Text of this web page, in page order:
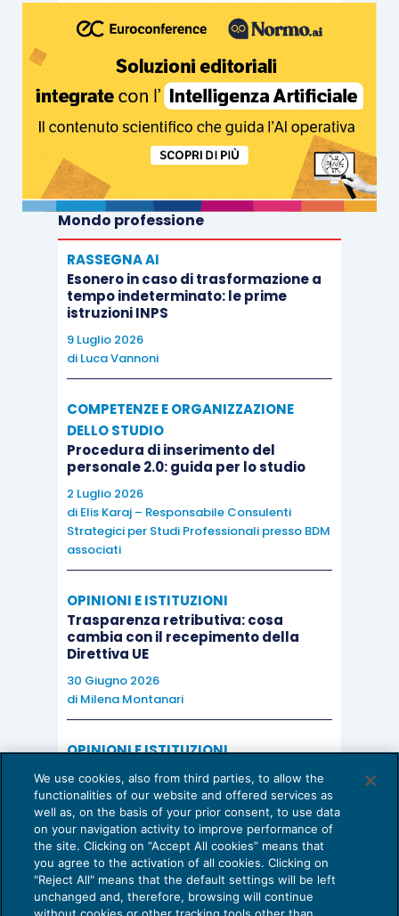
Mondo professione
RASSEGNA AI
Esonero in caso di trasformazione a
tempo indeterminato: le prime
istruzioni INPS
9 Luglio 2026
di Luca Vannoni
COMPETENZE E ORGANIZZAZIONE
DELLO STUDIO
Procedura di inserimento del
personale 2.0: guida per lo studio
2 Luglio 2026
di Elis Karaj – Responsabile Consulenti
Strategici per Studi Professionali presso BDM
associati
OPINIONI E ISTITUZIONI
Trasparenza retributiva: cosa
cambia con il recepimento della
Direttiva UE
30 Giugno 2026
di Milena Montanari
OPINIONI E ISTITUZIONI
Valorizzare il potenziale dello Studio:
una riflessione sul futuro della
consulenza del lavoro
15 Giugno 2026
di Milena Montanari
We use cookies, also from third parties, to allow the
functionalities of our website and offered services as
well as, on the basis of your prior consent, to use data
on your navigation activity to improve performance of
the site. Clicking on “Accept All cookies” means that
you agree to the activation of all cookies. Clicking on
"Reject All" means that the default settings will be left
unchanged and, therefore, browsing will continue